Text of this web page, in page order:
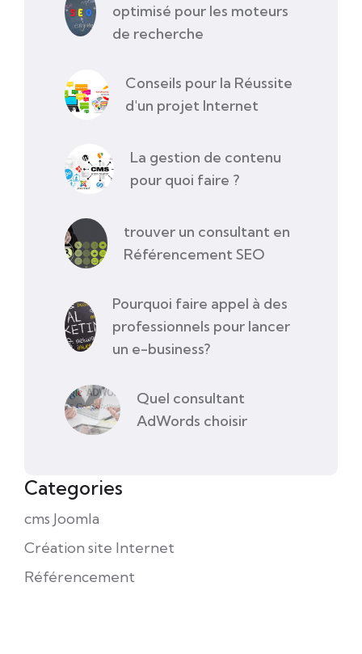
optimisé pour les moteurs
de recherche
Conseils pour la Réussite
d'un projet Internet
La gestion de contenu
pour quoi faire ?
trouver un consultant en
Référencement SEO
Pourquoi faire appel à des
professionnels pour lancer
un e-business?
Quel consultant
AdWords choisir
Categories
cms Joomla
Création site Internet
Référencement